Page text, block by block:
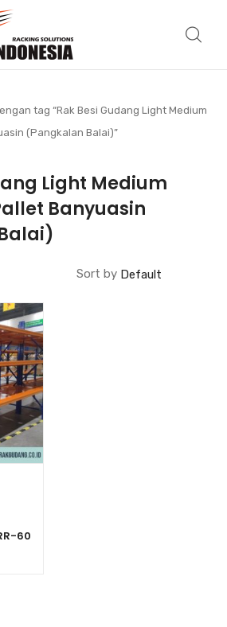
tag “Rak Besi Gudang Light Medium
(Pangkalan Balai)”
Light Medium
Banyuasin
Sort by
60